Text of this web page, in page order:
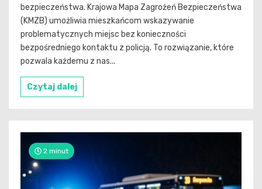
bezpieczeństwa. Krajowa Mapa Zagrożeń Bezpieczeństwa
(KMZB) umożliwia mieszkańcom wskazywanie
problematycznych miejsc bez konieczności
bezpośredniego kontaktu z policją. To rozwiązanie, które
pozwala każdemu z nas...
Czytaj dalej
2 minut